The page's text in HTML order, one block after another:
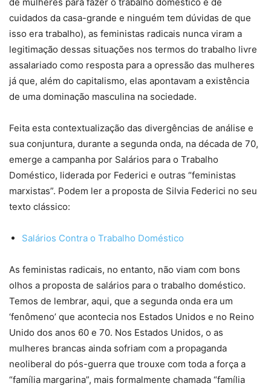
cuidados da casa-grande e ninguém tem dúvidas de que
isso era trabalho), as feministas radicais nunca viram a
legitimação dessas situações nos termos do trabalho livre
assalariado como resposta para a opressão das mulheres
já que, além do capitalismo, elas apontavam a existência
de uma dominação masculina na sociedade.
Feita esta contextualização das divergências de análise e
sua conjuntura, durante a segunda onda, na década de 70,
emerge a campanha por Salários para o Trabalho
Doméstico, liderada por Federici e outras “feministas
marxistas”. Podem ler a proposta de Silvia Federici no seu
texto clássico:
Salários Contra o Trabalho Doméstico
As feministas radicais, no entanto, não viam com bons
olhos a proposta de salários para o trabalho doméstico.
Temos de lembrar, aqui, que a segunda onda era um
‘fenômeno’ que acontecia nos Estados Unidos e no Reino
Unido dos anos 60 e 70. Nos Estados Unidos, o as
mulheres brancas ainda sofriam com a propaganda
neoliberal do pós-guerra que trouxe com toda a força a
“família margarina”, mais formalmente chamada “família